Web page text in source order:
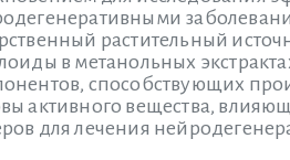
растительный
в метанольных
способствующих
активного вещества,
для лечения